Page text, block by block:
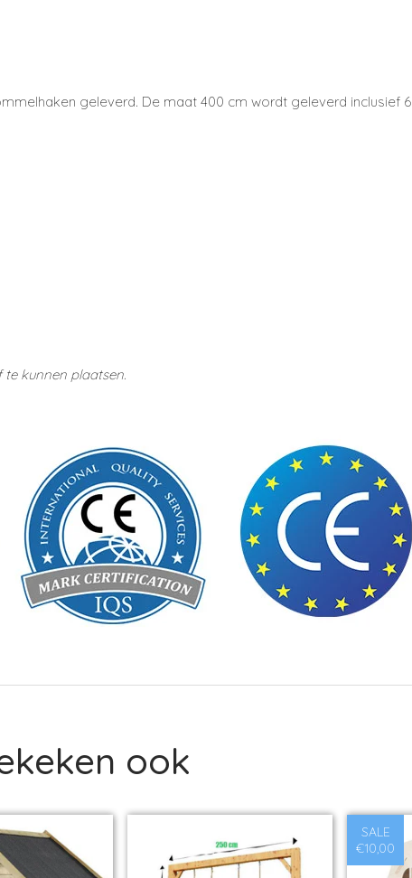
geleverd. De maat 400 cm wordt geleverd inclusief 6
kunnen plaatsen.
ook